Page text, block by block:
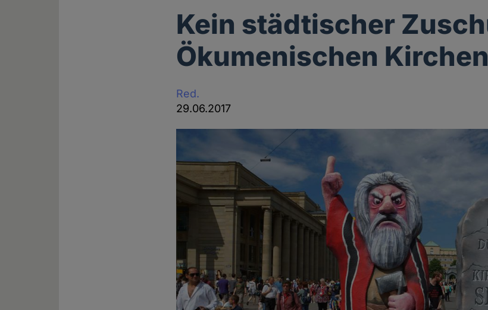
Kein städtischer
Ökumenischen
Red.
29.06.2017